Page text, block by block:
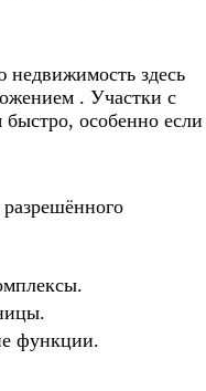
здесь
. Участки с
особенно
функции.